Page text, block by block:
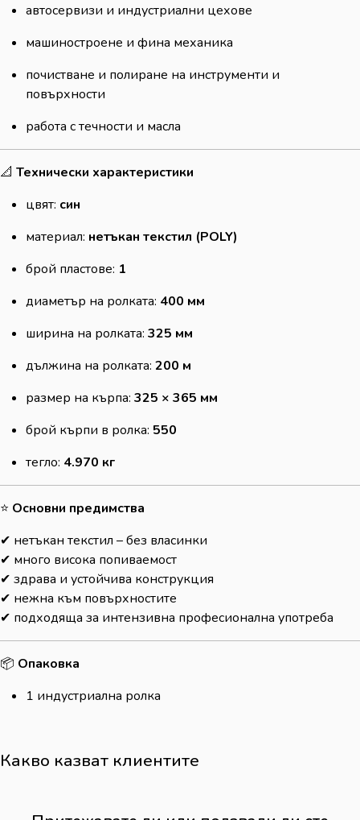
автосервизи и индустриални цехове
машиностроене и фина механика
почистване и полиране на инструменти и
повърхности
работа с течности и масла
📐 Технически характеристики
цвят: син
материал: нетъкан текстил (POLY)
брой пластове: 1
диаметър на ролката: 400 мм
ширина на ролката: 325 мм
дължина на ролката: 200 м
размер на кърпа: 325 × 365 мм
брой кърпи в ролка: 550
тегло: 4.970 кг
⭐ Основни предимства
✔ нетъкан текстил – без власинки
✔ много висока попиваемост
✔ здрава и устойчива конструкция
✔ нежна към повърхностите
✔ подходяща за интензивна професионална употреба
📦 Опаковка
1 индустриална ролка
Какво казват клиентите